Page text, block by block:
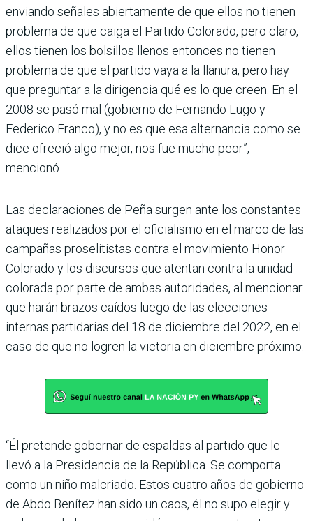
enviando señales abiertamente de que ellos no tienen
problema de que caiga el Partido Colorado, pero claro,
ellos tienen los bolsillos llenos entonces no tienen
problema de que el partido vaya a la llanura, pero hay
que preguntar a la dirigencia qué es lo que creen. En el
2008 se pasó mal (gobierno de Fernando Lugo y
Federico Franco), y no es que esa alternancia como se
dice ofreció algo mejor, nos fue mucho peor”,
mencionó.
Las declaraciones de Peña surgen ante los constantes
ataques realizados por el oficialismo en el marco de las
campañas proselitistas contra el movimiento Honor
Colorado y los discursos que atentan contra la unidad
colorada por parte de ambas autoridades, al mencionar
que harán brazos caídos luego de las elecciones
internas partidarias del 18 de diciembre del 2022, en el
caso de que no logren la victoria en diciembre próximo.
“Él pretende gobernar de espaldas al partido que le
llevó a la Presidencia de la República. Se comporta
como un niño malcriado. Estos cuatro años de gobierno
de Abdo Benítez han sido un caos, él no supo elegir y